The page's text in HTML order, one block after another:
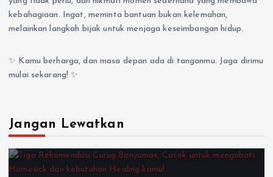
kebahagiaan. Ingat, meminta bantuan bukan kelemahan,
melainkan langkah bijak untuk menjaga keseimbangan hidup.
✨ Kamu berharga, dan masa depan ada di tanganmu. Jaga dirimu
mulai sekarang! ✨
Jangan Lewatkan